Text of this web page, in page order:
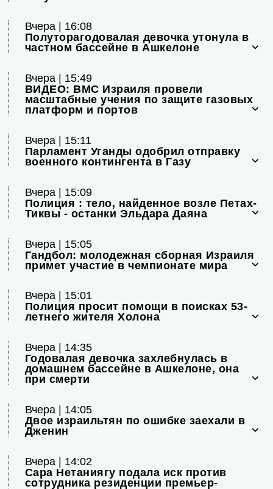
Вчера | 16:08
Полуторагодовалая девочка утонула в
частном бассейне в Ашкелоне
Вчера | 15:49
ВИДЕО: ВМС Израиля провели
масштабные учения по защите газовых
платформ и портов
Вчера | 15:11
Парламент Уганды одобрил отправку
военного контингента в Газу
Вчера | 15:09
Полиция : тело, найденное возле Петах-
Тиквы - останки Эльдара Даяна
Вчера | 15:05
Гандбол: молодежная сборная Израиля
примет участие в чемпионате мира
Вчера | 15:01
Полиция просит помощи в поисках 53-
летнего жителя Холона
Вчера | 14:35
Годовалая девочка захлебнулась в
домашнем бассейне в Ашкелоне, она
при смерти
Вчера | 14:05
Двое израильтян по ошибке заехали в
Дженин
Вчера | 14:02
Сара Нетаниягу подала иск против
сотрудника резиденции премьер-